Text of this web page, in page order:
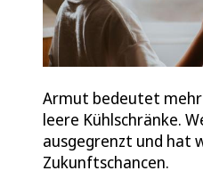
Armut bedeutet mehr
leere Kühlschränke.
ausgegrenzt und hat
Zukunftschancen.